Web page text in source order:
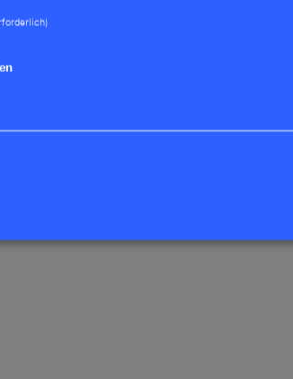
Arbeiten oder standortübergreifende
Ziel ist die Bereitstellung von